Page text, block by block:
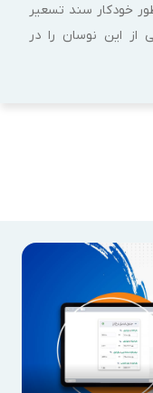
خودکار سند تسعیر
از این نوسان را در